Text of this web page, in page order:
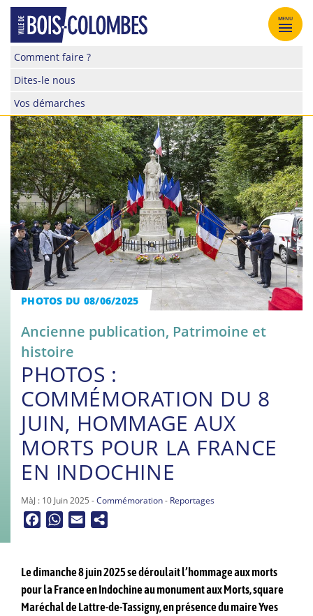
Skip
content
Site
de
la
de
Bois-
Colombes
Comment faire ?
Dites-le nous
Vos démarches
MENU
PHOTOS DU 08/06/2025
Ancienne publication, Patrimoine et
histoire
PHOTOS :
COMMÉMORATION DU 8
JUIN, HOMMAGE AUX
MORTS POUR LA FRANCE
EN INDOCHINE
MàJ : 10 Juin 2025 -Commémoration- Reportages
FacebookWhatsApp
Email
Le dimanche 8 juin 2025 se déroulait l’hommage aux morts
pour la France en Indochine au monument aux Morts, square
Maréchal de Lattre-de-Tassigny, en présence du maire Yves